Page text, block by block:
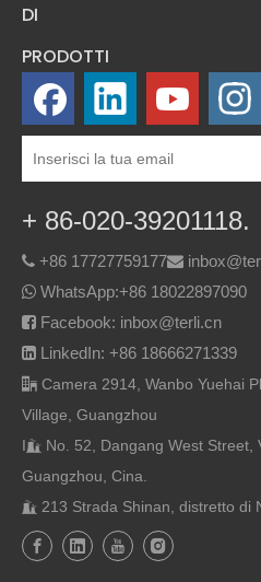
DI
PRODOTTI
+ 86-020-39201118.
 +86 17727759177
 WhatsApp:+86 18022897090
 Facebook: inbox@terli.cn
 LinkedIn: +86 18666271339
 Camera 2914, Wanbo Yuehai
Village, Guangzhou
I No. 52, Dangang West Street,
Guangzhou, Cina.
 213 Strada Shinan, distretto di